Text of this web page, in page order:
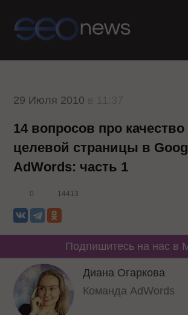
29 Июля 2010
14 вопросов про качество
целевой страницы в
AdWords: часть 1
0 14413
Подпишитесь на нас в
Диана Огаркова
Команда AdWords